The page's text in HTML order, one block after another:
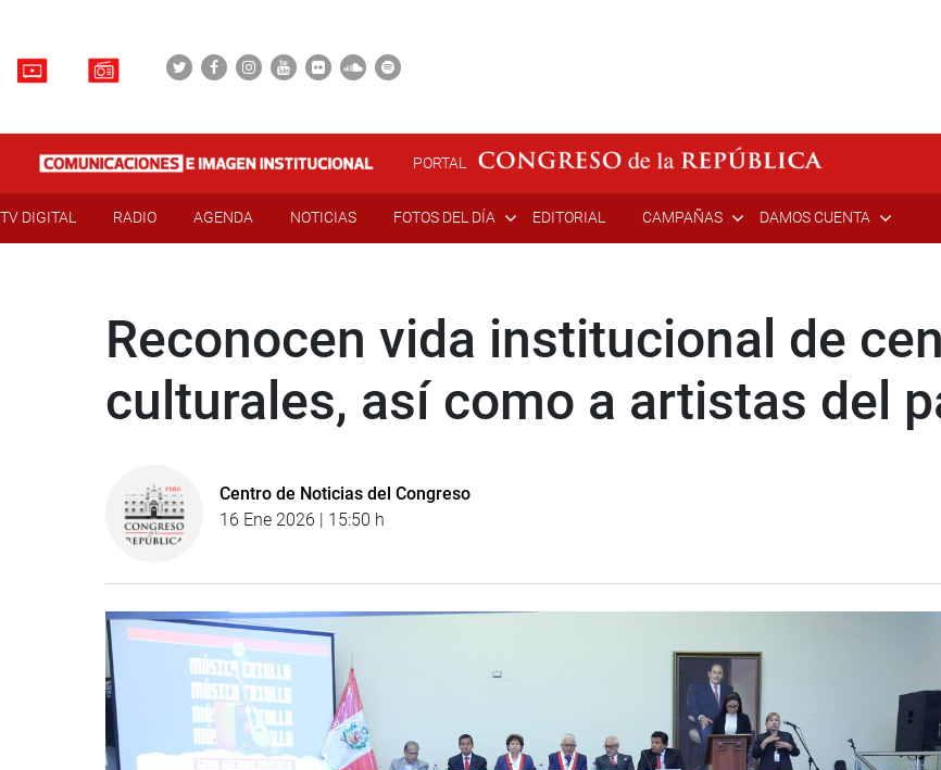
PORTAL
TV DIGITAL RADIO AGENDA NOTICIAS FOTOS DEL DÍA EDITORIAL CAMPAÑAS DAMOS CUENTA
Reconocen vida institucional de
culturales, así como a artistas del
Centro de Noticias del Congreso
16 Ene 2026 | 15:50 h